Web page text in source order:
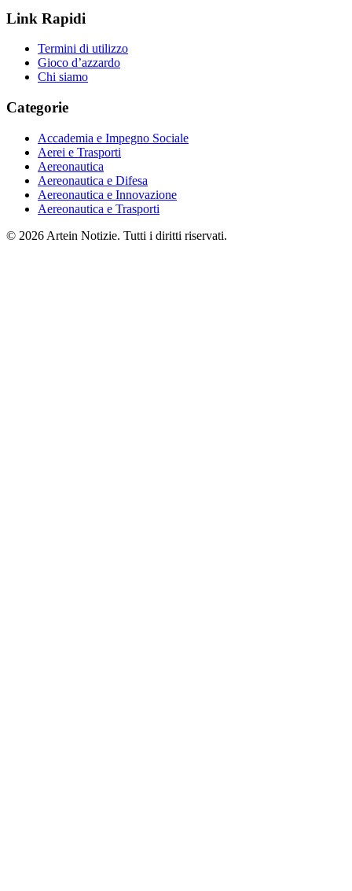
Link Rapidi
Termini di utilizzo
Gioco d’azzardo
Chi siamo
Categorie
Accademia e Impegno Sociale
Aerei e Trasporti
Aereonautica
Aereonautica e Difesa
Aereonautica e Innovazione
Aereonautica e Trasporti
© 2026 Artein Notizie. Tutti i diritti riservati.